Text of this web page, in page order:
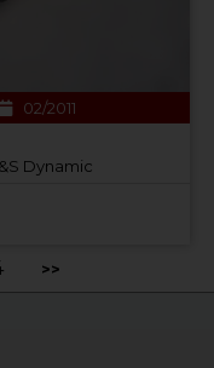
02/2011
Dynamic
>>